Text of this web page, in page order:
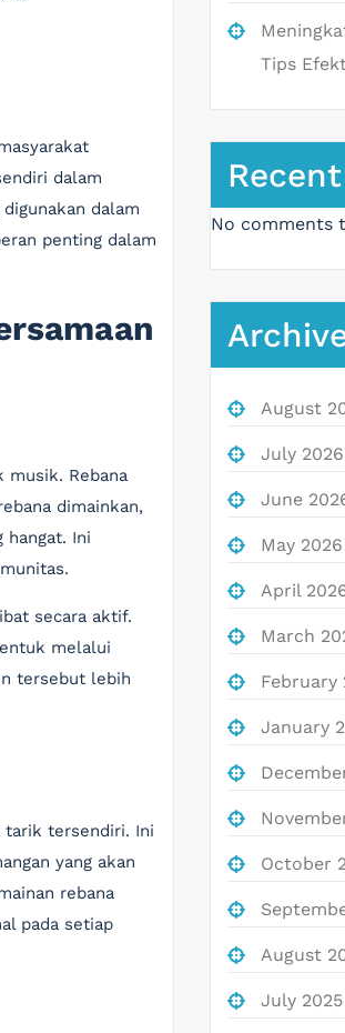
dalam
dalam
penting dalam
musik. Rebana
dimainkan,
hangat. Ini
secara aktif.
melalui
tersebut lebih
tarik tersendiri. Ini
yang akan
rebana
pada setiap
Tips
No comments
August
July 2026
June
May 2026
April
March
February
January
October
August
July 2025